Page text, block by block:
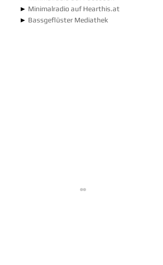
► Minimalradio auf Hearthis.at
► Bassgeflüster Mediathek